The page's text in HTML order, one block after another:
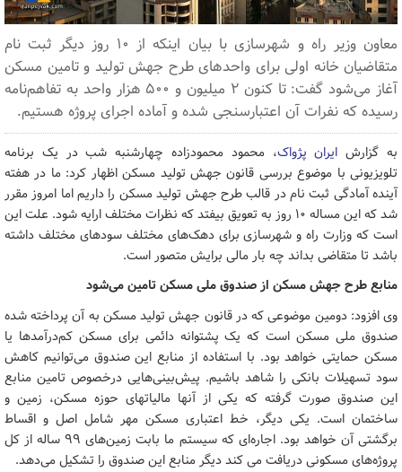
معاون وزیر راه و شهرسازی با بیان اینکه از ۱۰ روز دیگر ثبت نام
متقاضیان خانه اولی برای واحدهای طرح جهش تولید و تامین مسکن
آغاز می‌شود گفت: تا کنون ۲ میلیون و ۵۰۰ هزار واحد به تفاهم‌نامه
رسیده که نفرات آن اعتبارسنجی شده و آماده اجرای پروژه هستیم.
به گزارش ایران پژواک، محمود محمودزاده چهارشنبه شب در یک برنامه
تلویزیونی با موضوع بررسی قانون جهش تولید مسکن اظهار کرد: ما در هفته
آینده آمادگی ثبت نام در قالب طرح جهش تولید مسکن را داریم اما امروز مقرر
شد که این مساله ۱۰ روز به تعویق بیفتد که نظرات مختلف ارایه شود. علت این
است که وزارت راه و شهرسازی برای دهک‌های مختلف سودهای مختلف داشته
باشد تا متقاضی بداند چه بار مالی برایش متصور است.
منابع طرح جهش مسکن از صندوق ملی مسکن تامین می‌شود
وی افزود: دومین موضوعی که در قانون جهش تولید مسکن به آن پرداخته شده
صندوق ملی مسکن است که یک پشتوانه دائمی برای مسکن کم‌درآمدها یا
مسکن حمایتی خواهد بود. با استفاده از منابع این صندوق می‌توانیم کاهش
سود تسهیلات بانکی را شاهد باشیم. پیش‌بینی‌هایی درخصوص تامین منابع
این صندوق صورت گرفته که یکی از آنها مالیاتهای حوزه مسکن، زمین و
ساختمان است. یکی دیگر، خط اعتباری مسکن مهر شامل اصل و اقساط
برگشتی آن خواهد بود. اجاره‌ای که سیستم ما بابت زمین‌های ۹۹ ساله از کل
پروژه‌های مسکونی دریافت می کند دیگر منابع این صندوق را تشکیل می‌دهد.